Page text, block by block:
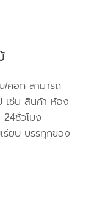
คอก สามารถ
เช่น สินค้า ห้อง
ชั่วโมง
รียบ บรรทุกของ